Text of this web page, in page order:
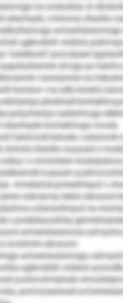
na svobodniy ot
obechayki, s kotoroy zhestko
uglerodnih volokon
"osteklovki" pozvolyaet
strogo po
i narezannie na
kontsov i na odin konets
ploshtadi
polucheniya nadezhnogo
kontaktnogo vivoda.
tsentrovki katoda i
kotorie zhestko svyazani s
soboy i s otverstiem
k pazam
Avtokatod pomeshtayut v
sobranniy takim obrazom
ustanavlivayut na
s posleduyushtey
avtoemissionnoe
izvestnim obrazom.
avtoemissionnogo
uglerodnih volokon
yustirovki katoda
povtoryaemosti